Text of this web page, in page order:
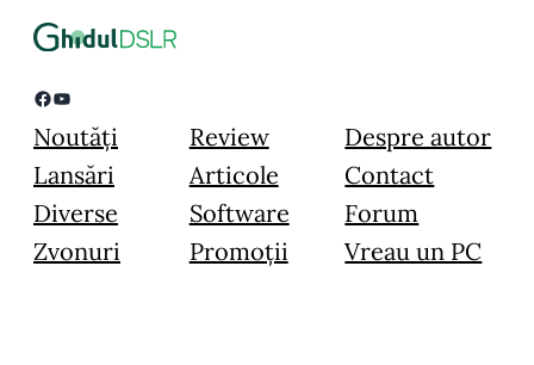
Facebook YouTube
Noutăți
Lansări
Diverse
Zvonuri
Review
Articole
Software
Promoții
Despre autor
Contact
Forum
Vreau un PC